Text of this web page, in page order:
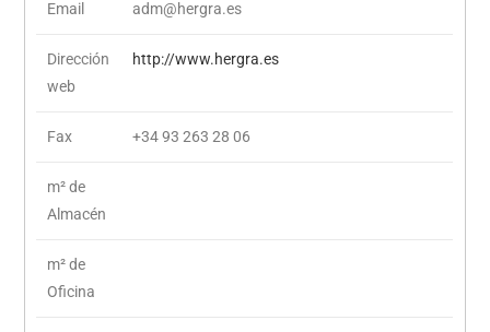
Email adm@hergra.es
Dirección
web
http://www.hergra.es
Fax +34 93 263 28 06
m² de
Almacén
m² de
Oficina